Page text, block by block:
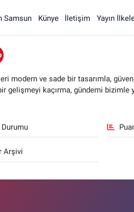
Samsun Künye İletişim Yayın
modern ve sade bir tasarımla,
gelişmeyi kaçırma, gündemi bizimle
Arşivi